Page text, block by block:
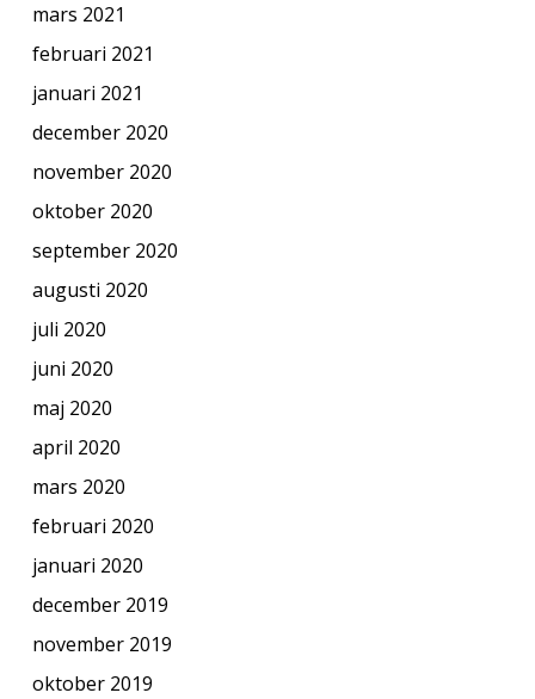
mars 2021
februari 2021
januari 2021
december 2020
november 2020
oktober 2020
september 2020
augusti 2020
juli 2020
juni 2020
maj 2020
april 2020
mars 2020
februari 2020
januari 2020
december 2019
november 2019
oktober 2019